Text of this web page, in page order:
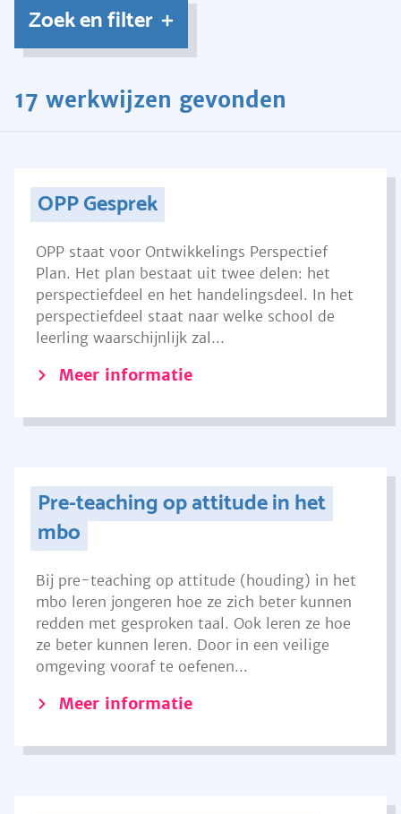
Zoek en filter
17 werkwijzen gevonden
OPP Gesprek
OPP staat voor Ontwikkelings Perspectief
Plan. Het plan bestaat uit twee delen: het
perspectiefdeel en het handelingsdeel. In het
perspectiefdeel staat naar welke school de
leerling waarschijnlijk zal...
Meer informatie
Pre-teaching op attitude in het
mbo
Bij pre-teaching op attitude (houding) in het
mbo leren jongeren hoe ze zich beter kunnen
redden met gesproken taal. Ook leren ze hoe
ze beter kunnen leren. Door in een veilige
omgeving vooraf te oefenen...
Meer informatie